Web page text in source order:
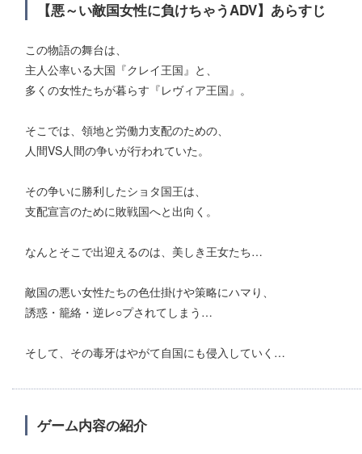
【悪～い敵国女性に負けちゃうADV】あらすじ
この物語の舞台は、
主人公率いる大国『クレイ王国』と、
多くの女性たちが暮らす『レヴィア王国』。
そこでは、領地と労働力支配のための、
人間VS人間の争いが行われていた。
その争いに勝利したショタ国王は、
支配宣言のために敗戦国へと出向く。
なんとそこで出迎えるのは、美しき王女たち…
敵国の悪い女性たちの色仕掛けや策略にハマり、
誘惑・籠絡・逆レ○プされてしまう…
そして、その毒牙はやがて自国にも侵入していく…
ゲーム内容の紹介